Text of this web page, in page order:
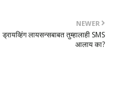
NEWER
ड्रायव्हिंग लायसन्सबाबत तुम्हालाही SMS
आलाय का?